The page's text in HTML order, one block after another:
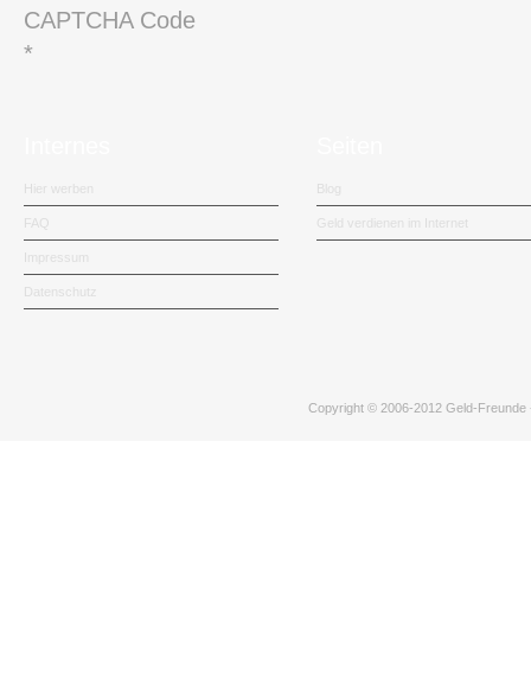
CAPTCHA Code
*
Hier werben
FAQ
Impressum
Datenschutz
Blog
Geld verdienen im Internet
Copyright © 2006-2012 Geld-Freunde